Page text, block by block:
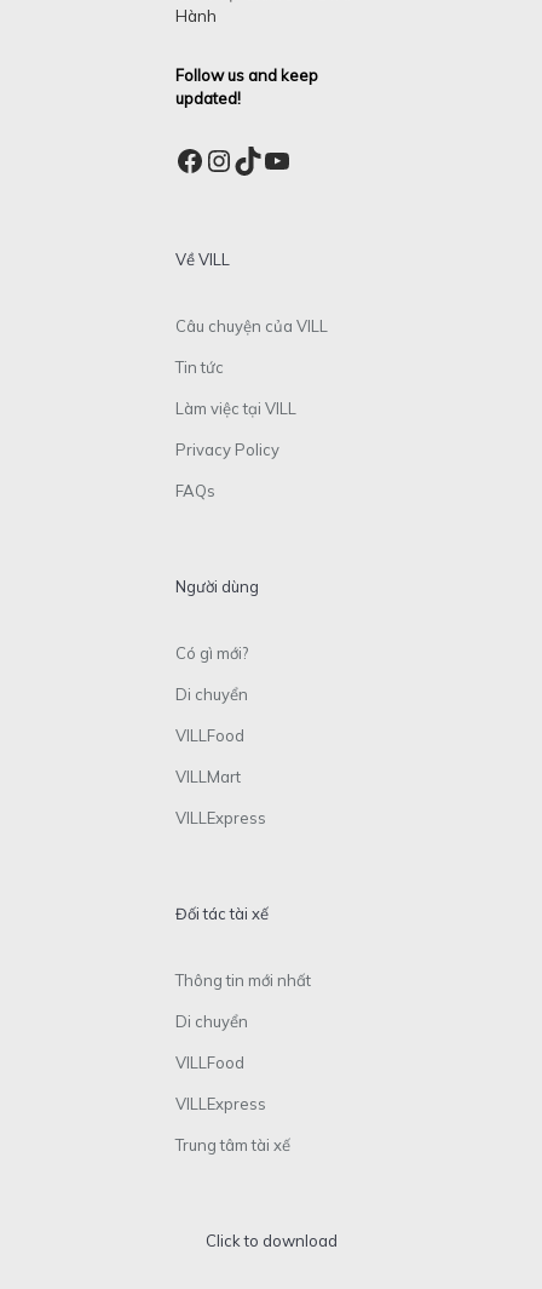
Hành
Follow us and keep
updated!
Facebook
Instagram
TikTok
YouTube
Về VILL
Câu chuyện của VILL
Tin tức
Làm việc tại VILL
Privacy Policy
FAQs
Người dùng
Có gì mới?
Di chuyển
VILLFood
VILLMart
VILLExpress
Đối tác tài xế
Thông tin mới nhất
Di chuyển
VILLFood
VILLExpress
Trung tâm tài xế
Click to download